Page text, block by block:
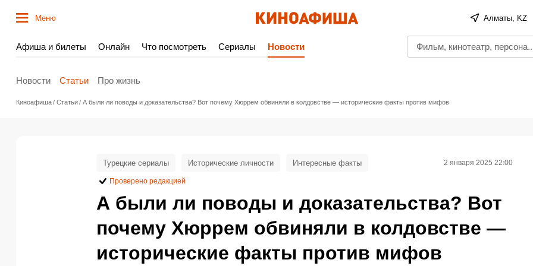
Меню Алматы, KZ
Афиша и билеты Онлайн Что посмотреть Сериалы Новости
Новости Статьи Про жизнь
Киноафиша Статьи А были ли поводы и доказательства? Вот почему Хюррем обвиняли в колдовстве — исторические факты против мифов
А были ли поводы и доказательства? Вот
почему Хюррем обвиняли в колдовстве —
исторические факты против мифов
Турецкие сериалы Исторические личности Интересные факты 2 января 2025 22:00
Проверено редакцией